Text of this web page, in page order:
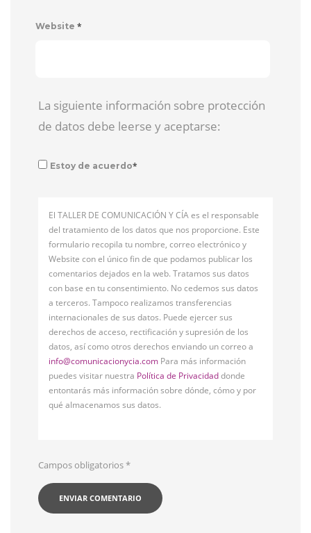
Website *
La siguiente información sobre protección
de datos debe leerse y aceptarse:
Estoy de acuerdo*
El TALLER DE COMUNICACIÓN Y CÍA es el responsable
del tratamiento de los datos que nos proporcione. Este
formulario recopila tu nombre, correo electrónico y
Website con el único fin de que podamos publicar los
comentarios dejados en la web. Tratamos sus datos
con base en tu consentimiento. No cedemos sus datos
a terceros. Tampoco realizamos transferencias
internacionales de sus datos. Puede ejercer sus
derechos de acceso, rectificación y supresión de los
datos, así como otros derechos enviando un correo a
info@comunicacionycia.com Para más información
puedes visitar nuestra Política de Privacidaddonde
entontarás más información sobre dónde, cómo y por
qué almacenamos sus datos.
Campos obligatorios*